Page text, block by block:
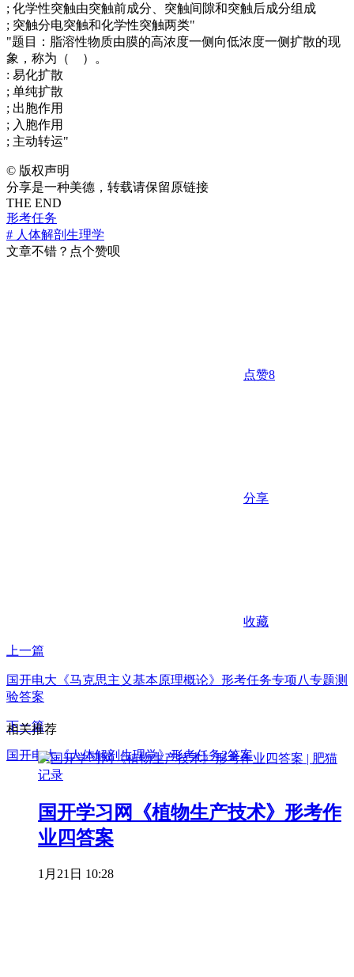
; 化学性突触由突触前成分、突触间隙和突触后成分组成
; 突触分电突触和化学性突触两类"
"题目：脂溶性物质由膜的高浓度一侧向低浓度一侧扩散的现
象，称为（ ）。
: 易化扩散
; 单纯扩散
; 出胞作用
; 入胞作用
; 主动转运"
© 版权声明
分享是一种美德，转载请保留原链接
THE END
形考任务
# 人体解剖生理学
文章不错？点个赞呗
点赞8
分享
收藏
上一篇
国开电大《马克思主义基本原理概论》形考任务专项八专题测
验答案
下一篇
国开电大《人体解剖生理学》形考任务2答案
相关推荐
国开学习网《植物生产技术》形考作
业四答案
1月21日 10:28